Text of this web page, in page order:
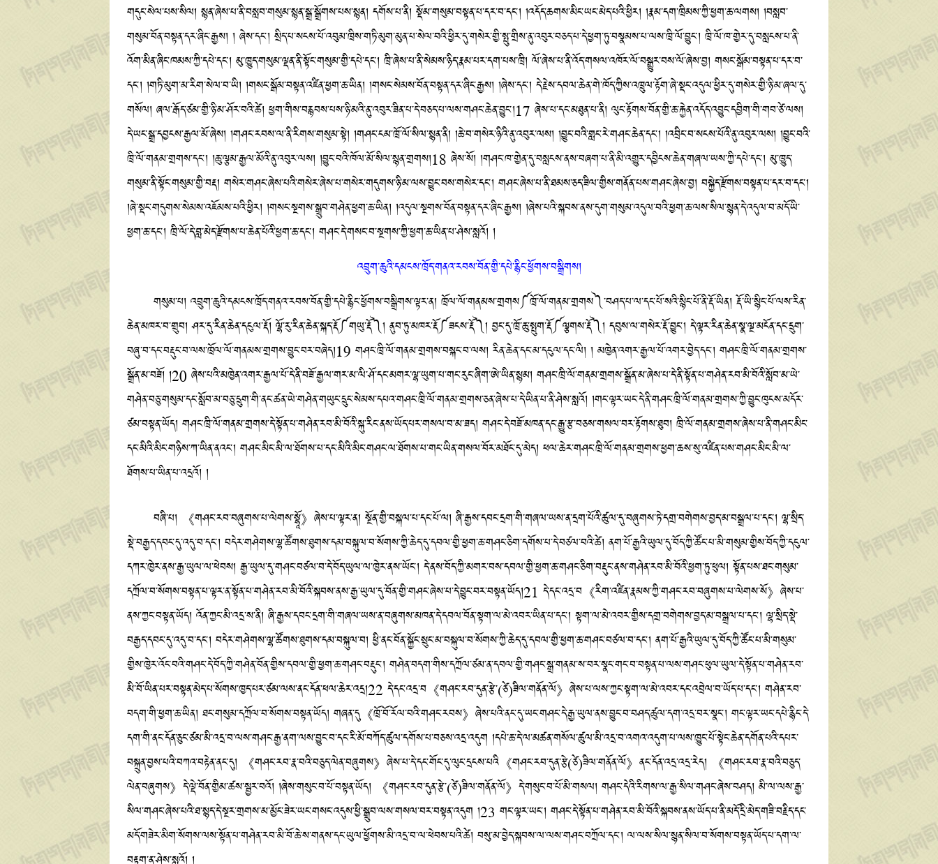
གདུང་སེལ་པས་སིལ། སྙན་ཞེས་པ་ནི་བསླབ་གསུམ་སྙན་སྒྲ་སྒྲོགས་པས་སྙན། དགོས་པ་ནི། སྡོམ་གསུམ་བསྟན་པ་དར་བ་དང་། །འདོད་ཆགས་མིང་ཡང་མེད་པའི་ཕྱིར། །རྣམ་དག་ཁྲིམས་ཀྱི་ཕྱག་ཆ་ལགས། །བསླབ་
གསུམ་བོན་བསྟན་དར་ཞིང་རྒྱས། ། ཞེས་དང་། སྲིད་པ་སངས་པོ་འབུམ་ཁྲིས་གཏི་མུག་མུན་པ་སེལ་བའི་ཕྱིར་དུ་གསེར་གྱི་སྤུ་གྲིས་ནུ་འབུར་བཅད་པ་དེ་ཕྱག་ཏུ་བསྣམས་པ་ལས་ཁྲི་ལོ་བྱུང༌། ཁྲི་ལོ་ཁ་གྱེར་དུ་བསླངས་པ་ནི་
འོག་མིན་ཞིང་ཁམས་ཀྱི་དཔེ་དང་། མུ་ཁྱུད་གསུམ་ལྡན་ནི་སྟོང་གསུམ་གྱི་དཔེ་དང་། ཁྲི་ཞེས་པ་ནི་སེམས་ཉིད་རྣམ་པར་དག་པས་ཁྲི། ལོ་ཞེས་པ་ནི་འོད་གསལ་འཁོར་ལོ་བསྒྱུར་བས་ལོ་ཞེས་བྱ། གསང་སྒོམ་བསྟན་པ་དར་བ་
དང་། །གཏི་མུག་མ་རིག་སེལ་བ་ཡི། །གསང་སྒོམ་བསྟན་འཛིན་ཕྱག་ཆ་ཡིན། །གསང་སེམས་བོན་བསྟན་དར་ཞིང་རྒྱས། །ཞེས་དང་། དེ་རྗེས་དབལ་ཆེན་གེ་ཁོད་ཀྱིས་འཁྲུལ་རྟོག་ཞེ་སྡང་འདུལ་ཕྱིར་དུ་གསེར་གྱི་ཉི་མ་ཞལ་དུ་
གསོལ། ཞལ་རྒོད་ཙམ་གྱི་ཉི་མ་ཤོར་བའི་ཚེ། ཕྱག་གིས་བརྙབས་པས་ཉི་མའི་ནུ་འབུར་ཟིན་པ་དེ་བཅད་པ་ལས་གཤང་ཆེན་བྱུང༌།17 ཞེས་པ་དང་མཐུན་པ་ནི། ལུང་རྟོགས་བོན་གྱི་ཆ་རྐྱེན་འདོད་འབྱུང་དབྱིག་གི་གབ་ཙེ་ལས།
དེ་ཡང་སྒྲ་དབྱངས་རྒྱལ་མོ་ཞེས། །གཤང་རབས་ལ་ནི་རིགས་གསུམ་སྟེ། །གཤང་ངམ་ཁྲོ་ལོ་སིལ་སྙན་ནི། །ཆེ་བ་གསེར་ཉིའི་ནུ་འབུར་ལས། །བྱུང་བའི་གླང་རེ་གཤང་ཆེན་དང༌། །འབྲིང་བ་སངས་པོའི་ནུ་འབུར་ལས། །བྱུང་བའི་
ཁྲི་ལོ་གནམ་གྲགས་དང༌། །ཆུ་ལྕམ་རྒྱལ་མོའི་ནུ་འབུར་ལས། །བྱུང་བའི་ཁོལ་མོ་སིལ་སྙན་གྲགས།18 ཞེས་སོ། །གཤང་ཁ་གྱེན་དུ་བསླངས་ནས་བཞག་པ་ནི་མི་འགྱུར་དབྱིངས་ཆེན་གཞལ་ཡས་ཀྱི་དཔེ་དང་། མུ་ཁྱུད་
གསུམ་ནི་སྟོང་གསུམ་གྱི་བརྡ། གསེར་གཤང་ཞེས་པའི་གསེར་ཞེས་པ་གསེར་གདུགས་ཉི་མ་ལས་བྱུང་བས་གསེར་དང་། གཤང་ཞེས་པ་ནི་ཐམས་ཅད་ཟིལ་གྱིས་གནོན་པས་གཤང་ཞེས་བྱ། བསྐྱེད་རྫོགས་བསྟན་པ་དར་བ་དང་།
།ཞེ་སྡང་གདུགས་སེམས་འཇོམས་པའི་ཕྱིར། །གསང་སྔགས་སྒྲུབ་གཤེན་ཕྱག་ཆ་ཡིན། །འདུལ་སྔགས་བོན་བསྟན་དར་ཞིང་རྒྱས། །ཞེས་པའི་སྐབས་ནས་དུག་གསུམ་འདུལ་བའི་ཕྱག་ཆ་ལས་སིལ་སྙན་དེ་འདུལ་བ་མདོ་ཡི་
ཕྱག་ཆ་དང་། ཁྲི་ལོ་དེ་བླ་མེད་རྫོགས་པ་ཆེན་པོའི་ཕྱག་ཆ་དང་། གཤང་དེ་གསང་བ་སྔགས་ཀྱི་ཕྱག་ཆ་ཡིན་པ་ཤེས་སླའོ། །
འབྲུག་ཆུའི་དམངས་ཁྲོད་གནའ་རབས་བོན་གྱི་དཔེ་རྙིང་ཕྱོགས་བསྒྲིགས།
གསུམ་པ། འབྲུག་ཆུའི་དམངས་ཁྲོད་གནའ་རབས་བོན་གྱི་དཔེ་རྙིང་ཕྱོགས་བསྒྲིགས་ལྟར་ན། ཁྲོལ་ལོ་གནམས་གྲགས༼ཁྲོ་ལོ་གནམ་གྲགས༽་བཤད་པ་ལ་དང་པོ་སའི་སྙིང་པོ་ནི་རྡོ་ཡིན། རྡོ་ཡི་སྙིང་པོ་ལས་རིན་
ཆེན་མཁར་བ་གྲུབ། ཤར་དུ་རིན་ཆེན་དངུལ་རྡོ། ལྷོ་རུ་རིན་ཆེན་སྐད་རྡོ༼གཡུ་རྡོ༽། ནུབ་ཏུ་མཁར་རྡོ༼ཟངས་རྡོ༽། བྱང་དུ་ཁྲོ་ཆུ་སྤུག་རྡོ༼ལྕགས་རྡོ༽། དབུས་ལ་གསེར་རྡོ་བྱུང་། དེ་ལྟར་རིན་ཆེན་སྣ་ལྔ་མངོན་དང་དྲུག་
བཞུ་བ་དང་བརྡུང་བ་ལས་ཁྲོལ་ལོ་གནམས་གྲགས་བྱུང་བར་བཞེད།19 གཤང་ཁྲི་ལོ་གནམ་གྲགས་བསྐང་བ་ལས། རིན་ཆེན་དང་མ་དངུལ་དང་ལི། ། མཁྱེན་འགར་རྒྱལ་པོ་འགར་བྱེད་དང་། གཤང་ཁྲི་ལོ་གནམ་གྲགས་
སྒྲོན་མ་བཟོ། །20 ཞེས་པའི་མཁྱེན་འགར་རྒྱལ་པོ་དེ་ནི་བཟོ་རྒྱལ་གར་མ་ལི་ཤོ་དང་མགར་ལྷ་ཡུག་པ་གང་རུང་ཞིག་ཨེ་ཡིན་སྙམ། གཤང་ཁྲི་ལོ་གནམ་གྲགས་སྒྲོན་མ་ཞེས་པ་དེ་ནི་སྟོན་པ་གཤེན་རབ་མི་བོའི་སློབ་མ་ཡེ་
གཤེན་བཅུ་གསུམ་དང་སློབ་མ་བཅུ་དྲུག་གི་ནང་ཚན་ཡེ་གཤེན་གཡུང་དྲུང་སེམས་དཔའ་གཤང་ཁྲི་ལོ་གནམ་གྲགས་ཅན་ཞེས་པ་དེ་ཡིན་པ་ནི་ཤེས་སླའོ། །གང་ལྟར་ཡང་དེ་ནི་གཤང་ཁྲི་ལོ་གནམ་གྲགས་ཀྱི་བྱུང་ཁུངས་མདོར་
ཙམ་བསྟན་ཡོད། གཤང་ཁྲི་ལོ་གནམ་གྲགས་དེ་སྟོན་པ་གཤེན་རབ་མི་བོའི་སྐུ་རིང་ནས་ཡོད་པར་གསལ་བ་མ་ཟད། གཤང་དེ་བཟོ་མཁན་དང་རྒྱུ་རྩ་བཅས་གསལ་བར་རྟོགས་ཐུབ། ཁྲི་ལོ་གནམ་གྲགས་ཞེས་པ་ནི་གཤང་མིང་
དང་མིའི་མིང་གཉིས་ཀ་ཡིན་ནའང་། གཤང་མིང་མི་ལ་ཐོགས་པ་དང་མིའི་མིང་གཤང་ལ་ཐོགས་པ་གང་ཡིན་གསལ་བོར་མཐོང་དུ་མེད། ཕལ་ཆེར་གཤང་ཁྲི་ལོ་གནམ་གྲགས་ཕྱག་ཆས་སུ་འཛིན་པས་གཤང་མིང་མི་ལ་
ཐོགས་པ་ཡིན་པ་འདྲའོ། །
བཞི་པ། 《གཤང་རབ་བཞུགས་པ་ལེགས་སྷཱོ》ཞེས་པ་ལྟར་ན། སྔོན་གྱི་བསྐལ་པ་དང་པོ་ལ། ཞི་རྒྱས་དབང་དྲག་གི་གཞལ་ཡས་ན་དྲག་པོའི་ཚུལ་དུ་བཞུགས་ཏེ་དགྲ་བགེགས་བྱད་མ་བསྒྲལ་པ་དང་། ལྷ་སྲིད་
སྡེ་བརྒྱད་དབང་དུ་འདུ་བ་དང་། བདེར་གཤེགས་ལྷ་ཚོགས་ཐུགས་དམ་བསྐུལ་བ་སོགས་ཀྱི་ཆེད་དུ་དབལ་གྱི་ཕྱག་ཆ་གཤང་ཅིག་དགོས་པ་དེ་བཙལ་བའི་ཚེ། ནག་པོ་རྒྱའི་ཡུལ་དུ་བོད་ཀྱི་ཚོང་པ་མི་གསུམ་གྱིས་བོད་ཀྱི་དངུལ་
དཀར་ཁྱེར་ནས་རྒྱ་ཡུལ་ལ་ཕེབས། རྒྱ་ཡུལ་དུ་གཤང་བཙལ་བ་དེ་བོད་ཡུལ་ལ་ཁྱེར་ནས་ཡོང་། དེ་ནས་བོད་ཀྱི་མགར་བས་དབལ་གྱི་ཕྱག་ཆ་གཤང་ཅིག་བརྡུང་ནས་གཤེན་རབ་མི་བོའི་ཕྱག་ཏུ་ཕུལ། སྟོན་པས་ཐང་གསུམ་
དཀྲོལ་བ་སོགས་བསྟན་པ་ལྟར་ན་སྟོན་པ་གཤེན་རབ་མི་བོའི་སྐབས་ནས་རྒྱ་ཡུལ་དུ་བོན་གྱི་གཤང་ཞེས་པ་དེ་བྱུང་བར་བསྟན་ཡོད།21 དེ་དང་འདྲ་བ《རིག་འཛིན་རྣམས་ཀྱི་གཤང་རབ་བཞུགས་པ་ལེགས་སོ》ཞེས་པ་
ནས་ཀྱང་བསྟན་ཡོད། འོན་ཀྱང་མི་འདྲ་ས་ནི། ཞི་རྒྱས་དབང་དྲག་གི་གཞལ་ཡས་ན་བཞུགས་མཁན་དེ་དབལ་བོན་སྟག་ལ་མེ་འབར་ཡིན་པ་དང་། སྟག་ལ་མེ་འབར་གྱིས་དགྲ་བགེགས་བྱད་མ་བསྒྲལ་པ་དང་། ལྷ་སྲིད་སྡེ་
བརྒྱད་དབང་དུ་འདུ་བ་དང་། བདེར་གཤེགས་ལྷ་ཚོགས་ཐུགས་དམ་བསྐུལ་བ། ཕྱི་ནང་བོན་སྐྱོང་སྲུང་མ་བསྐུལ་བ་སོགས་ཀྱི་ཆེད་དུ་དབལ་གྱི་ཕྱག་ཆ་གཤང་བཙལ་བ་དང་། ནག་པོ་རྒྱའི་ཡུལ་དུ་བོད་ཀྱི་ཚོང་པ་མི་གསུམ་
གྱིས་ཁྱེར་འོང་བའི་གཤང་དེ་བོད་ཀྱི་གཤེན་བོན་གྱིས་དབལ་གྱི་ཕྱག་ཆ་གཤང་བརྡུང་། གཤེན་བདག་གིས་དཀྲོལ་ཙམ་ན་དབལ་གྱི་གཤང་སྒྲ་གནམ་ས་བར་སྣང་གང་བ་བསྟན་པ་ལས་གཤང་ཕུལ་ཡུལ་དེ་སྟོན་པ་གཤེན་རབ་
མི་བོ་ཡིན་པར་བསྟན་མེད་པ་སོགས་ཁྱད་པར་ཙམ་ལས་ནང་དོན་ཕལ་ཆེར་འདྲ།22 དེ་དང་འདྲ་བ《གཤང་རབ་དུན་རྩེ་(ཙེ)ཟིལ་གནོན་ལོ》ཞེས་པ་ལས་ཀྱང་སྟག་ལ་མེ་འབར་དང་འབྲེལ་བ་ཡོད་པ་དང་། གཤེན་རབ་
བདག་གི་ཕྱག་ཆ་ཡིན། ཐང་གསུམ་དཀྲོལ་བ་སོགས་བསྟན་ཡོད། གཞན་དུ《ཁྲོ་བོ་རོལ་བའི་གཤང་རབས》ཞེས་པའི་ནང་དུ་ཡང་གཤང་དེ་རྒྱ་ཡུལ་ནས་བྱུང་བ་བཤད་ཚུལ་དག་འདྲ་བར་སྣང་། གང་ལྟར་ཡང་དཔེ་རྙིང་དེ་
དག་གི་ནང་དོན་ཅུང་ཙམ་མི་འདྲ་བ་ལས་གཤང་རྒྱ་ནག་ལས་བྱུང་བ་དང་རི་མོ་བཀོད་ཚུལ་དགོས་པ་བཅས་འདྲ་འདུག །དཔེ་ཆ་དེ་ལ་མཚན་གསོལ་ཚུལ་མི་འདྲ་བ་འགའ་འདུག་པ་ལས་ཁྱུང་པོ་སྟེང་ཆེན་དགོན་པའི་དཔར་
བསྐྲུན་བྱས་པའི་བཀའ་བརྟེན་ནང་དུ། 《གཤང་རབ་རྣ་བའི་བཅུད་ལེན་བཞུགས》ཞེས་པ་དེ་དང་གོང་དུ་ལུང་དྲངས་པའི《གཤང་རབ་དུན་རྩེ(ཙེ)ཟིལ་གནོན་ལོ》ནང་དོན་འདྲ་འདྲ་རེད། 《གཤང་རབ་རྣ་བའི་བཅུད་
ལེན་བཞུགས》དེ་ལྡེ་བོན་གྱིམ་ཚས་སྦྱར་བའོ། །ཞེས་གསུང་བ་པོ་བསྟན་ཡོད། 《གཤང་རབ་དུན་རྩེ་(ཙེ)ཟིལ་གནོན་ལོ》དེ་གསུང་བ་པོ་མི་གསལ། གཤང་དེའི་རིགས་ལ་རྒྱ་སིལ་གཤང་ཞེས་བཤད། མི་ལ་ལས་རྒྱ་
སིལ་གཤང་ཞེས་པའི་ཐ་སྙད་དེ་སྔར་གྲགས་མ་མྱོང་ཟེར་ཡང་གསང་འདུས་ཕྱི་སྒྲུབ་ལས་གསལ་བར་བསྟན་འདུག །23 གང་ལྟར་ཡང་། གཤང་དེ་སྟོན་པ་གཤེན་རབ་མི་བོའི་སྐབས་ནས་ཡོད་པ་ནི་མདོ་དྲི་མེད་གཟི་བརྗིད་དང་
མདོ་གཟེར་མིག་སོགས་ལས་སྟོན་པ་གཤེན་རབ་མི་བོ་ཆེ་ས་གནས་དང་ཡུལ་ཕྱོགས་མི་འདྲ་བ་ལ་ཕེབས་པའི་ཚེ། བསུ་མ་བྱེད་སྐབས་ལ་ལས་གཤང་བཀྲོལ་དང་། ལ་ལས་སིལ་སྙན་སིལ་བ་སོགས་བསྟན་ཡོད་པ་དག་ལ་